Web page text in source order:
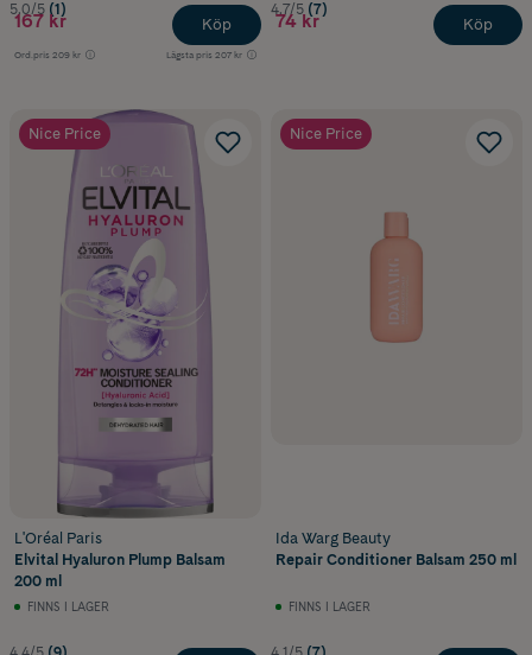
5.0/5 (1)
167 kr
Ord.pris 209 kr Lägsta pris 207 kr
Köp
4.7/5 (7)
74 kr Köp
Nice Price
L'Oréal Paris
Elvital Hyaluron Plump Balsam
200 ml
FINNS I LAGER
Nice Price
Ida Warg Beauty
Repair Conditioner Balsam 250 ml
FINNS I LAGER